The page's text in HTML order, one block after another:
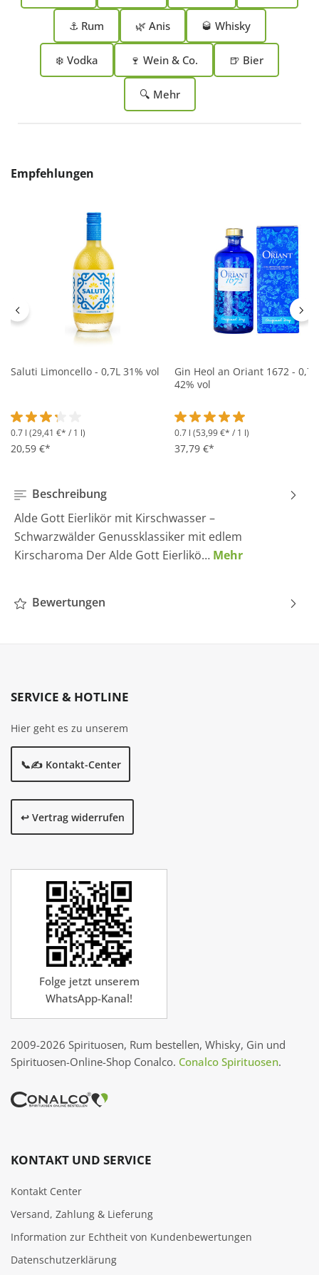
⚓ Rum 🌿 Anis 🥃 Whisky
❄️ Vodka 🍷 Wein & Co. 🍺 Bier
🔍 Mehr
Produktgalerie überspringen
Empfehlungen
Saluti Limoncello - 0,7L 31% vol
Durchschnittliche Bewertung von 3.2 von 5 Sternen
0.7 l (29,41 €* / 1 l)
20,59 €*
Gin Heol an Oriant 1672 - 0,7L
42% vol
Durchschnittliche
0.7 l (53,99 €* / 1 l)
37,79 €*
Beschreibung
Alde Gott Eierlikör mit Kirschwasser –
Schwarzwälder Genussklassiker mit edlem
Kirscharoma Der Alde Gott Eierlikö… Mehr
Bewertungen
SERVICE & HOTLINE
Hier geht es zu unserem
📞✍️ Kontakt-Center
↩️ Vertrag widerrufen
Folge jetzt unserem
WhatsApp-Kanal!
2009-2026 Spirituosen, Rum bestellen, Whisky, Gin und
Spirituosen-Online-Shop Conalco. Conalco Spirituosen.
KONTAKT UND SERVICE
Kontakt Center
Versand, Zahlung & Lieferung
Information zur Echtheit von Kundenbewertungen
Datenschutzerklärung